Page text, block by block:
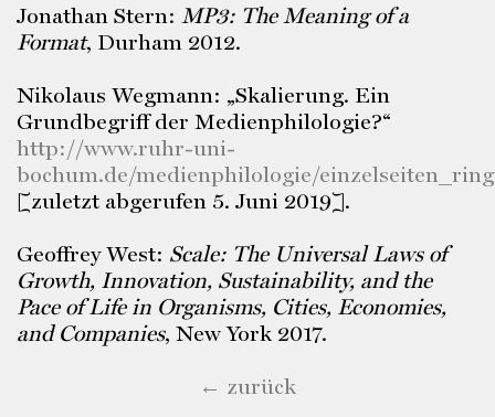
Jonathan Stern: MP3: The Meaning of a
Format, Durham 2012.
Nikolaus Wegmann: „Skalierung. Ein
Grundbegriff der Medienphilologie?“
http://www.ruhr-uni-
bochum.de/medienphilologie/
[zuletzt abgerufen 5. Juni 2019].
Geoffrey West: Scale: The Universal Laws of
Growth, Innovation, Sustainability, and the
Pace of Life in Organisms, Cities, Economies,
and Companies, New York 2017.
← zurück